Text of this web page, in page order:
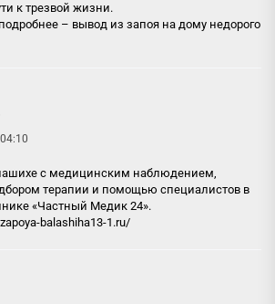
к трезвой жизни.
– вывод из запоя на дому недорого
с медицинским наблюдением,
терапии и помощью специалистов в
«Частный Медик 24».
balashiha13-1.ru/